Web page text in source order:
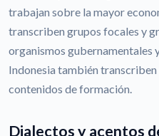
trabajan sobre la mayor
transcriben grupos focales y
organismos gubernamentales
Indonesia también transcriben
contenidos de formación.
Dialectos y acentos